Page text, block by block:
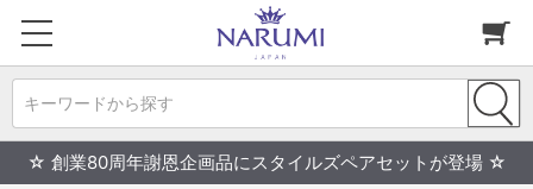
キーワードから探す
☆ 創業80周年謝恩企画品にスタイルズペアセットが登場 ☆